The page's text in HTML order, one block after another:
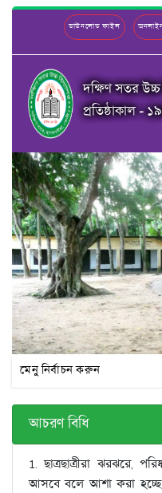
ডাউনলোড ফাইল
দক্ষিণ সতর উচ্চ
প্রতিষ্ঠাকাল -
Previous
মেনু নির্বাচন করুন
আচরণ বিধি
1. ছাত্রছাত্রীরা ঝরঝরে,
আসবে বলে আশা করা হচ্ছে।